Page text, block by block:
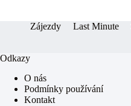
Zájezdy Last Minute
Odkazy
O nás
Podmínky používání
Kontakt